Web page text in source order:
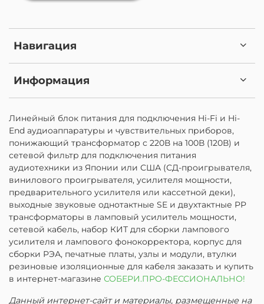
Навигация
Информация
Линейный блок питания для подключения Hi-Fi и Hi-
End аудиоаппаратуры и чувствительных приборов,
понижающий трансформатор с 220В на 100В (120В) и
сетевой фильтр для подключения питания
аудиотехники из Японии или США (СД-проигрывателя,
винилового проигрывателя, усилителя мощности,
предварительного усилителя или кассетной деки),
выходные звуковые однотактные SE и двухтактные PP
трансформаторы в ламповый усилитель мощности,
сетевой кабель, набор КИТ для сборки лампового
усилителя и лампового фонокорректора, корпус для
сборки РЭА, печатные платы, узлы и модули, втулки
резиновые изоляционные для кабеля заказать и купить
в интернет-магазине СОБЕРИ.ПРО-ФЕССИОНАЛЬНО!
Данный интернет-сайт и материалы, размещенные на